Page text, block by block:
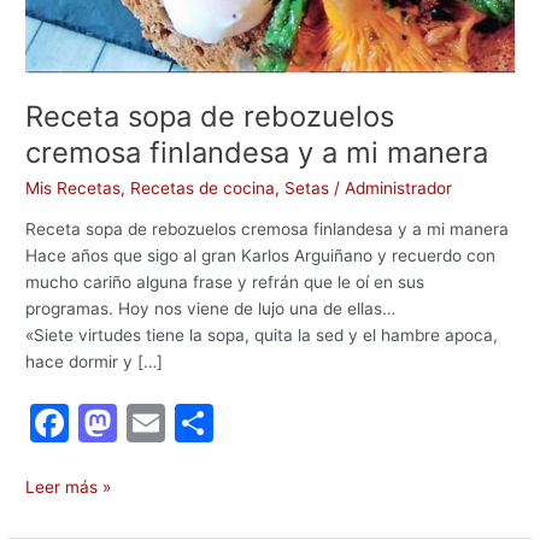
Receta sopa de rebozuelos
cremosa finlandesa y a mi manera
Mis Recetas, Recetas de cocina, Setas /Administrador
Receta sopa de rebozuelos cremosa finlandesa y a mi manera
Hace años que sigo al gran Karlos Arguiñano y recuerdo con
mucho cariño alguna frase y refrán que le oí en sus
programas. Hoy nos viene de lujo una de ellas…
«Siete virtudes tiene la sopa, quita la sed y el hambre apoca,
hace dormir y […]
F
c
M E
Leer más »